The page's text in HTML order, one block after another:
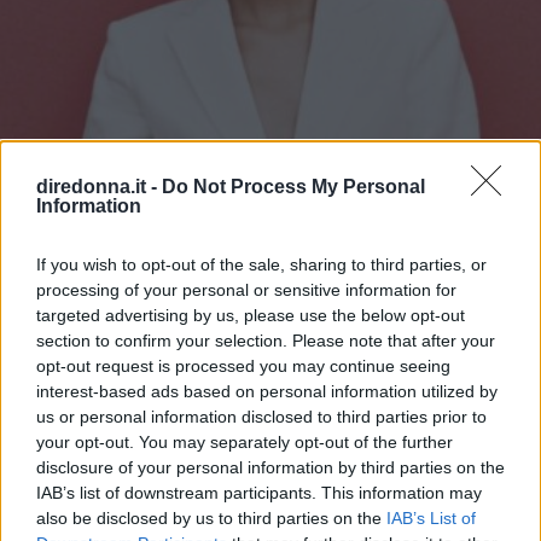
diredonna.it - Do Not Process My Personal
Information
If you wish to opt-out of the sale, sharing to third parties, or
processing of your personal or sensitive information for
targeted advertising by us, please use the below opt-out
section to confirm your selection. Please note that after your
opt-out request is processed you may continue seeing
interest-based ads based on personal information utilized by
us or personal information disclosed to third parties prior to
your opt-out. You may separately opt-out of the further
disclosure of your personal information by third parties on the
IAB’s list of downstream participants. This information may
also be disclosed by us to third parties on the IAB’s List of
GOSSIP
Tailleur cerimonia 2025
economici: i più belli di Zara,
Zalando, H&M, Mango e altri